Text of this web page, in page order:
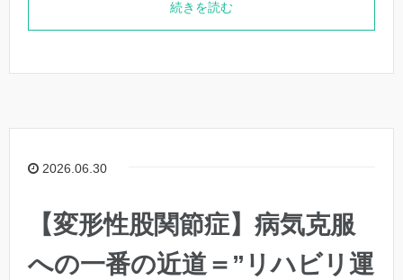
続きを読む
2026.06.30
【変形性股関節症】病気克服
への一番の近道＝”リハビリ運